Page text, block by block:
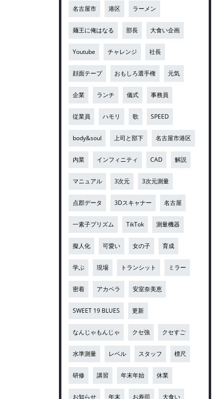
名古屋市 港区 ラーメン
麺王に俺はなる 部長 大食い企画
Youtube チャレンジ 社長
顔面テープ おもしろ選手権 元気
企業 ランチ 儀式 事務員
従業員 ハモリ 歌 SPEED
body&soul 上司と部下 名古屋市港区
内業 インフィニティ CAD 解説
マニュアル 3次元 3次元測量
点郡データ 3Dスキャナー 名古屋
一素子プリズム TikTok 測量機器
擬人化 可愛い 女の子 育成
学ぶ 現場 トランシット ミラー
密着 アカペラ 安室奈美恵
SWEET 19 BLUES 更新
なんじゃもんじゃ クセ強 クセすご
水準測量 レベル スタッフ 標尺
研修 講習 年末年始 休業
お知らせ 年末 お寿司 大食い